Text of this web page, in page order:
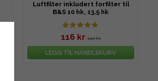
Luftfilter inkludert forfilter til
B&S 10 hk, 13,5 hk
116 kr 142 kr
LEGG TIL HANDLEKURV